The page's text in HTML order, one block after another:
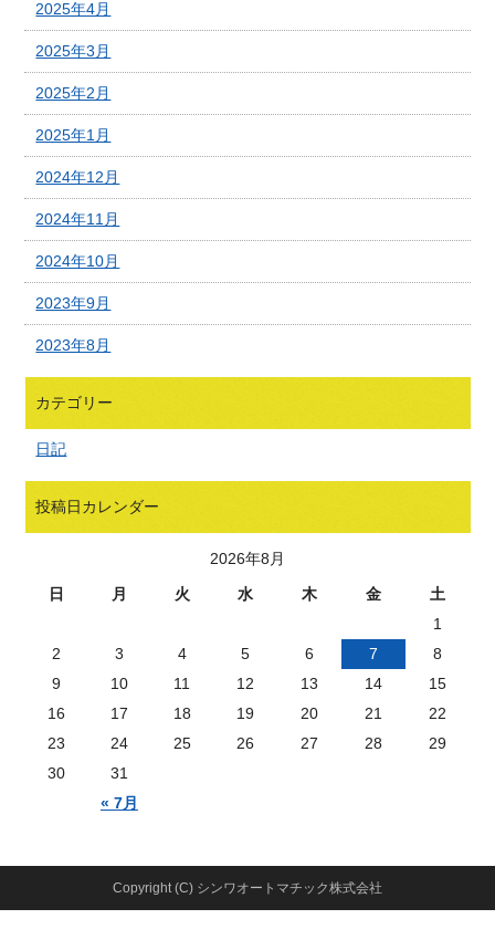
2025年4月
2025年3月
2025年2月
2025年1月
2024年12月
2024年11月
2024年10月
2023年9月
2023年8月
カテゴリー
日記
投稿日カレンダー
2026年8月
日
月 火 水 木 金 土
« 7月
1
2
3 4 5 6 7
8
9
10 11 12 13 14
15
16
17 18 19 20 21
22
23
24 25 26 27 28
29
30
31
Copyright (C) シンワオートマチック株式会社